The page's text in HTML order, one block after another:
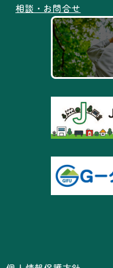
相談・お問合せ